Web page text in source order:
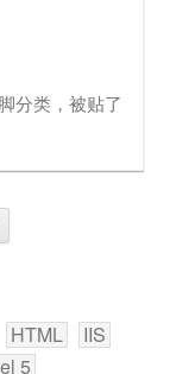
分类，被贴了
HTML
IIS
5